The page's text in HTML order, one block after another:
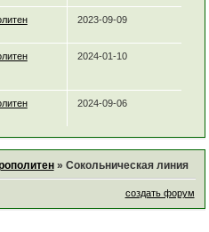
2023-09-09
2024-01-10
2024-09-06
» Сокольническая линия
создать форум